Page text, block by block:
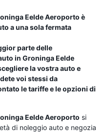
Eelde Aeroporto è
a una sola fermata
parte delle
in Groninga Eelde
la vostra auto e
voi stessi da
le tariffe e le opzioni di
Eelde Aeroporto si
di noleggio auto e negozia